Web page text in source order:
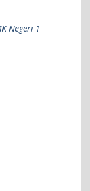
Negeri 1